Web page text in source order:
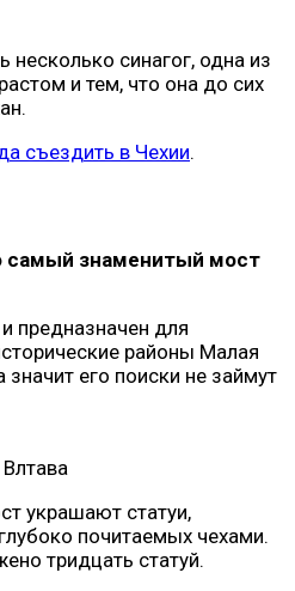
несколько синагог, одна из
и тем, что она до сих
съездить в Чехии.
самый знаменитый мост
предназначен для
районы Малая
его поиски не займут
украшают статуи,
почитаемых чехами.
тридцать статуй.